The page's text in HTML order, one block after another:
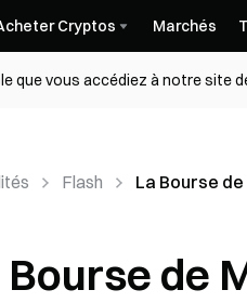
Cryptos Marchés
que vous accédiez à notre site
Flash La Bourse
Bourse de